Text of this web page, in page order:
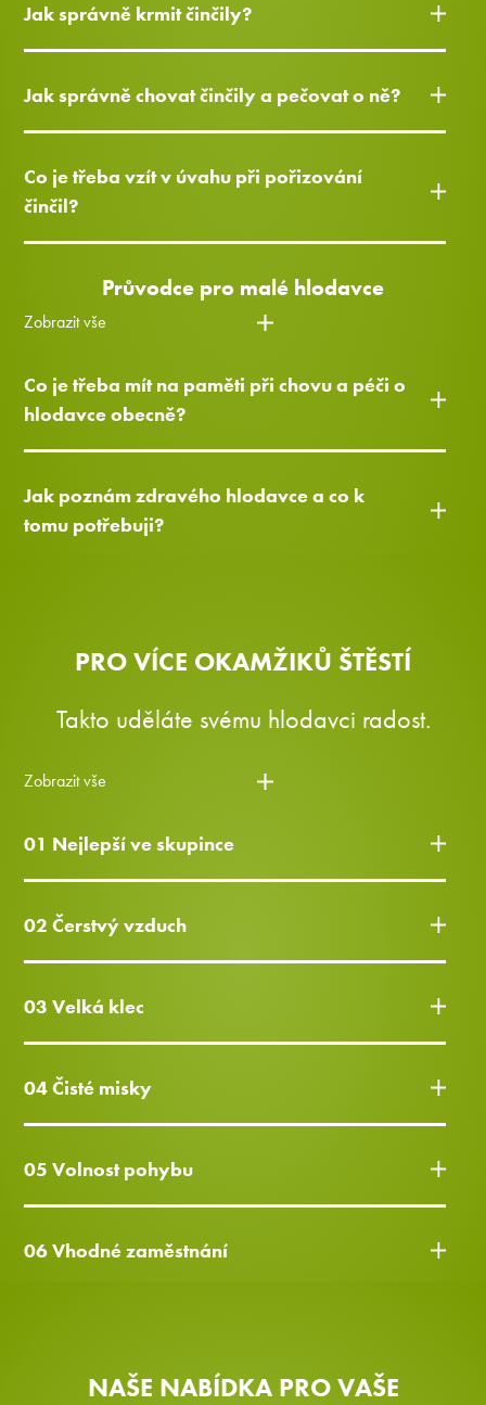
Jak správně krmit činčily?
Jak správně chovat činčily a pečovat o ně?
Co je třeba vzít v úvahu při pořizování
činčil?
Průvodce pro malé hlodavce
Zobrazit vše
Co je třeba mít na paměti při chovu a péči o
hlodavce obecně?
Jak poznám zdravého hlodavce a co k
tomu potřebuji?
PRO VÍCE OKAMŽIKŮ ŠTĚSTÍ
Takto uděláte svému hlodavci radost.
Zobrazit vše
01 Nejlepší ve skupince
02 Čerstvý vzduch
03 Velká klec
04 Čisté misky
05 Volnost pohybu
06 Vhodné zaměstnání
NAŠE NABÍDKA PRO VAŠE